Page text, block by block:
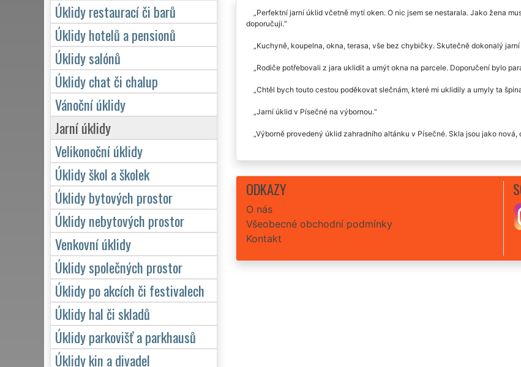
Perfektní jarní úklid včetně mytí oken. O nic jsem se nestarala. Jako žena
doporučuji.
Kuchyně, koupelna, okna, terasa, vše bez chybičky. Skutečně dokonalý jarní
Rodiče potřebovali z jara uklidit a umýt okna na parcele. Doporučení bylo
Chtěl bych touto cestou poděkovat slečnám, které mi uklidily a umyly ta
Jarní úklid v Písečné na výbornou.
Výborně provedený úklid zahradního altánku v Písečné. Skla jsou jako nová,
ODKAZY
O nás
Všeobecné obchodní podmínky
Kontakt
Úklidy restaurací či barů
Úklidy hotelů a pensionů
Úklidy salónů
Úklidy chat či chalup
Vánoční úklidy
Jarní úklidy
Velikonoční úklidy
Úklidy škol a školek
Úklidy bytových prostor
Úklidy nebytových prostor
Venkovní úklidy
Úklidy společných prostor
Úklidy po akcích či festivalech
Úklidy hal či skladů
Úklidy parkovišť a parkhausů
Úklidy kin a divadel